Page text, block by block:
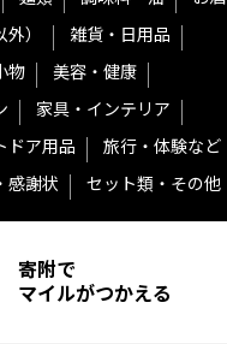
）
雑貨・日用品
物
美容・健康
家具・インテリア
ドア用品
旅行・体験など
感謝状
セット類・その他
寄附で
マイルがつかえる